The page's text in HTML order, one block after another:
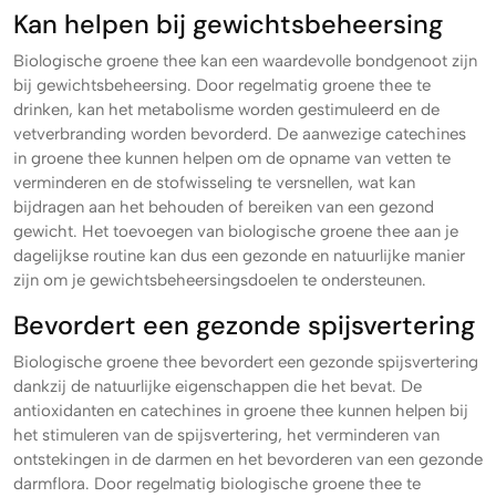
Kan helpen bij gewichtsbeheersing
Biologische groene thee kan een waardevolle bondgenoot zijn
bij gewichtsbeheersing. Door regelmatig groene thee te
drinken, kan het metabolisme worden gestimuleerd en de
vetverbranding worden bevorderd. De aanwezige catechines
in groene thee kunnen helpen om de opname van vetten te
verminderen en de stofwisseling te versnellen, wat kan
bijdragen aan het behouden of bereiken van een gezond
gewicht. Het toevoegen van biologische groene thee aan je
dagelijkse routine kan dus een gezonde en natuurlijke manier
zijn om je gewichtsbeheersingsdoelen te ondersteunen.
Bevordert een gezonde spijsvertering
Biologische groene thee bevordert een gezonde spijsvertering
dankzij de natuurlijke eigenschappen die het bevat. De
antioxidanten en catechines in groene thee kunnen helpen bij
het stimuleren van de spijsvertering, het verminderen van
ontstekingen in de darmen en het bevorderen van een gezonde
darmflora. Door regelmatig biologische groene thee te